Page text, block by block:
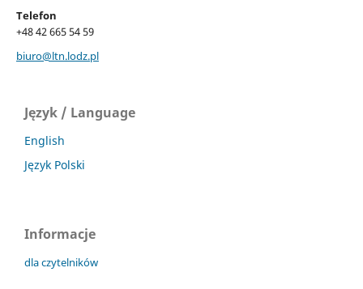
Telefon
+48 42 665 54 59
biuro@ltn.lodz.pl
Język / Language
English
Język Polski
Informacje
dla czytelników